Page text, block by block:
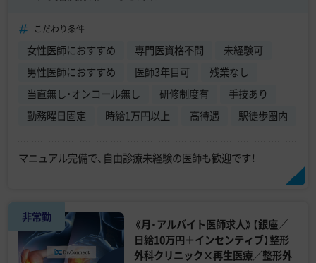
こだわり条件
女性医師におすすめ 専門医資格不問
未経験可
男性医師におすすめ
医師3年目可
残業なし
当直無し・オンコール無し
研修制度有
手技あり
勤務曜日固定
時給1万円以上 高待遇 駅徒歩圏内
マニュアル完備で、自由診療未経験の医師も歓迎です！
非常勤
《月・アルバイト医師求人》【銀座／
日給10万円＋インセンティブ】整形
外科クリニック×再生医療／整形外